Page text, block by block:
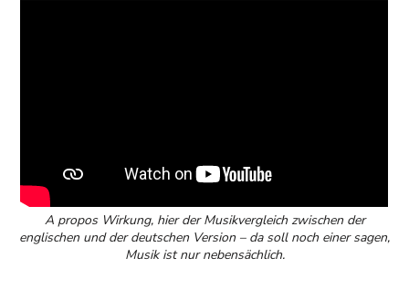
A propos Wirkung, hier der Musikvergleich zwischen der
englischen und der deutschen Version – da soll noch einer sagen,
Musik ist nur nebensächlich.